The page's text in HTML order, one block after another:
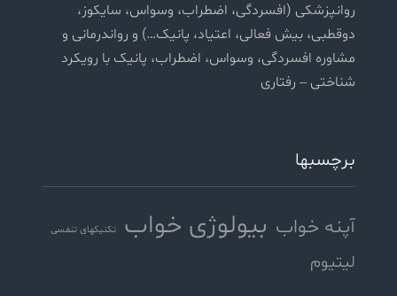
روانپزشکی (افسردگی، اضطراب، وسواس، سایکوز،
دوقطبی، بیش فعالی، اعتیاد، پانیک…) و رواندرمانی و
مشاوره افسردگی، وسواس، اضطراب، پانیک با رویکرد
شناختی – رفتاری
برچسبها
آپنه خواب بیولوژی خواب تکنیکهای تنفسی
لیتیوم